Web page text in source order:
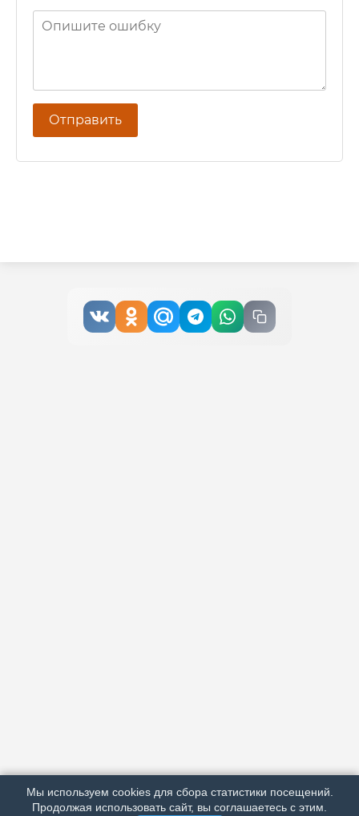
РЕКЛАМА У НАС
МЫ В СОЦСЕТЯХ
Отправить
Мы используем cookies для сбора статистики посещений.
Продолжая использовать сайт, вы соглашаетесь с этим.